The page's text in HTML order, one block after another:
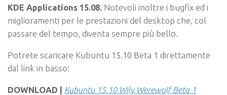
KDE Applications 15.08. Notevoli inoltre i bugfix ed i
miglioramenti per le prestazioni del desktop che, col
passare del tempo, diventa sempre più bello.
Potrete scaricare Kubuntu 15.10 Beta 1 direttamente
dal link in basso:
DOWNLOAD | Kubuntu 15.10 Wily Werewolf Beta 1